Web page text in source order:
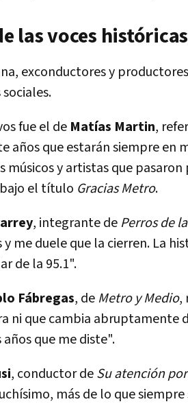
las voces históricas
exconductores y
fue el de Matías Martin,
años que estarán siempre en
músicos y artistas que
el título Gracias Metro.
, integrante de Perros de
me duele que la cierren. La
de la 95.1".
Fábregas, de Metro y Medio,
ni que cambia abruptamente
que me diste".
, conductor deSu atención
más de lo que siempre